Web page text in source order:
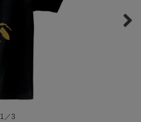
1／3